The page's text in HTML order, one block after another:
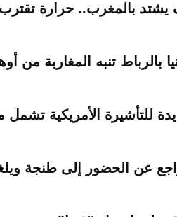
حرارة تقترب من 47 مئوية وزخات رعدية
بالرباط تنبه المغاربة من
للتأشيرة الأمريكية
عن الحضور إلى طنجة